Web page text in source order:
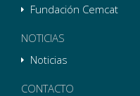
Fundación Cemcat
NOTICIAS
Noticias
CONTACTO